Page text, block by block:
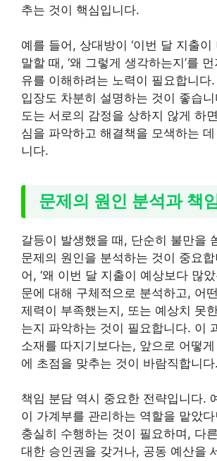
추는 것이 핵심입니다.
예를 들어, 상대방이 ‘이번 달 지출이
말할 때, ‘왜 그렇게 생각하는지’를
유를 이해하려는 노력이 필요합니다
입장도 차분히 설명하는 것이 좋습
도는 서로의 감정을 상하지 않게 하
심을 파악하고 해결책을 모색하는
니다.
문제의 원인 분석과 책
갈등이 발생했을 때, 단순히 불만을
문제의 원인을 분석하는 것이 중요
어, ‘왜 이번 달 지출이 예상보다 많았
문에 대해 구체적으로 분석하고, 어
제력이 부족했는지, 또는 예상치 못
는지 파악하는 것이 필요합니다. 이
소재를 따지기보다는, 앞으로 어떻
에 초점을 맞추는 것이 바람직합니다.
책임 분담 역시 중요한 전략입니다.
이 가계부를 관리하는 역할을 맡았
충실히 수행하는 것이 필요하며, 다
대한 승인권을 갖거나, 공동 예산을